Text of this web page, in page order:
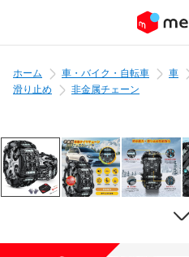
ホーム 車・バイク・自転車 車
滑り止め
非金属チェーン